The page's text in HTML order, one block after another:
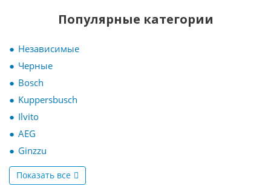
Популярные категории
Независимые
Черные
Bosch
Kuppersbusch
Ilvito
AEG
Ginzzu
Показать все